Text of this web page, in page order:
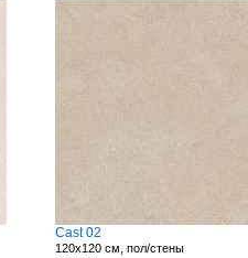
Cast 02
120x120 см, пол/стены